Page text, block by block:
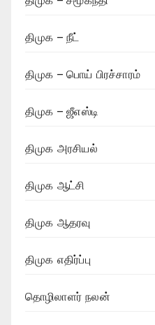
திமுக – நீட்
திமுக – பொய் பிரச்சாரம்
திமுக – ஜீஎஸ்டி
திமுக அரசியல்
திமுக ஆட்சி
திமுக ஆதரவு
திமுக எதிர்ப்பு
தொழிலாளர் நலன்